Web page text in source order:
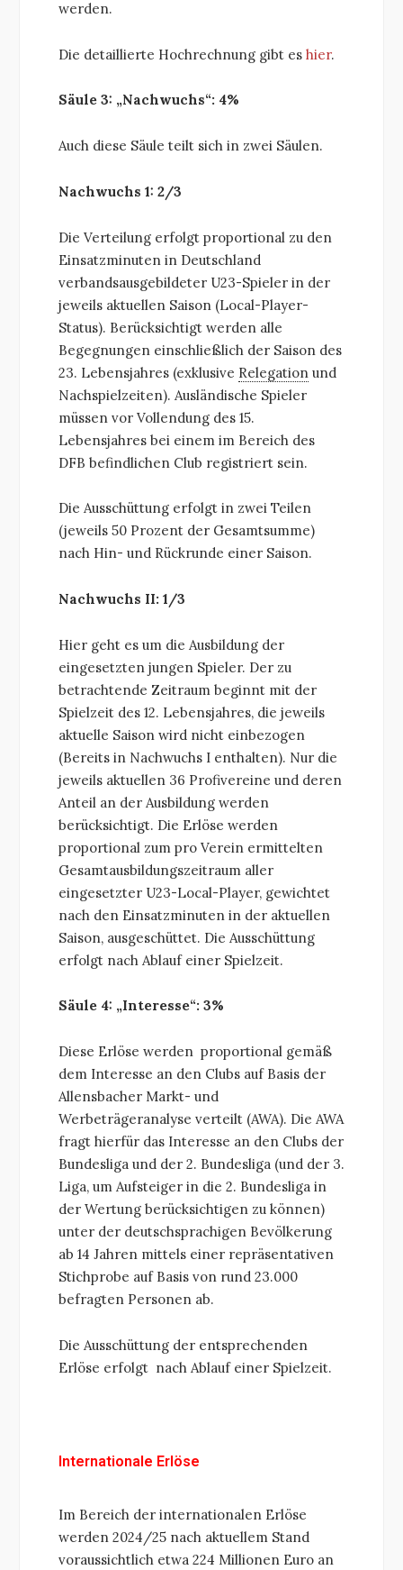
werden.
Die detaillierte Hochrechnung gibt es hier.
Säule 3: „Nachwuchs“: 4%
Auch diese Säule teilt sich in zwei Säulen.
Nachwuchs 1: 2/3
Die Verteilung erfolgt proportional zu den
Einsatzminuten in Deutschland
verbandsausgebildeter U23-Spieler in der
jeweils aktuellen Saison (Local-Player-
Status). Berücksichtigt werden alle
Begegnungen einschließlich der Saison des
23. Lebensjahres (exklusive Relegation und
Nachspielzeiten). Ausländische Spieler
müssen vor Vollendung des 15.
Lebensjahres bei einem im Bereich des
DFB befindlichen Club registriert sein.
Die Ausschüttung erfolgt in zwei Teilen
(jeweils 50 Prozent der Gesamtsumme)
nach Hin- und Rückrunde einer Saison.
Nachwuchs II: 1/3
Hier geht es um die Ausbildung der
eingesetzten jungen Spieler. Der zu
betrachtende Zeitraum beginnt mit der
Spielzeit des 12. Lebensjahres, die jeweils
aktuelle Saison wird nicht einbezogen
(Bereits in Nachwuchs I enthalten). Nur die
jeweils aktuellen 36 Profivereine und deren
Anteil an der Ausbildung werden
berücksichtigt. Die Erlöse werden
proportional zum pro Verein ermittelten
Gesamtausbildungszeitraum aller
eingesetzter U23-Local-Player, gewichtet
nach den Einsatzminuten in der aktuellen
Saison, ausgeschüttet. Die Ausschüttung
erfolgt nach Ablauf einer Spielzeit.
Säule 4: „Interesse“: 3%
Diese Erlöse werden proportional gemäß
dem Interesse an den Clubs auf Basis der
Allensbacher Markt- und
Werbeträgeranalyse verteilt (AWA). Die AWA
fragt hierfür das Interesse an den Clubs der
Bundesliga und der 2. Bundesliga (und der 3.
Liga, um Aufsteiger in die 2. Bundesliga in
der Wertung berücksichtigen zu können)
unter der deutschsprachigen Bevölkerung
ab 14 Jahren mittels einer repräsentativen
Stichprobe auf Basis von rund 23.000
befragten Personen ab.
Die Ausschüttung der entsprechenden
Erlöse erfolgt nach Ablauf einer Spielzeit.
Internationale Erlöse
Im Bereich der internationalen Erlöse
werden 2024/25 nach aktuellem Stand
voraussichtlich etwa 224 Millionen Euro an